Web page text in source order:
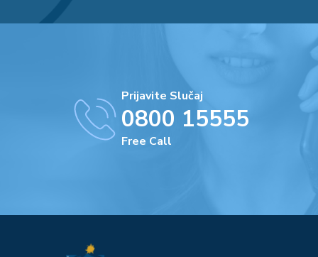
Prijavite Slučaj
0800 15555
Free Call